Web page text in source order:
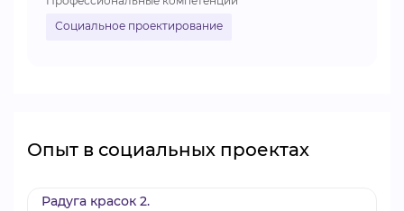
Социальное проектирование
Опыт в социальных проектах
Радуга красок 2.